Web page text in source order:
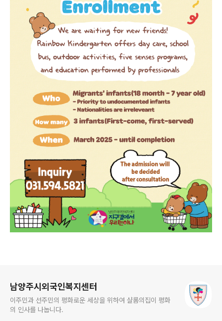
남양주시외국인복지센터
이주민과 선주민의 평화로운 세상을 위하여 샬롬의집이 평화
의 인사를 나눕니다.